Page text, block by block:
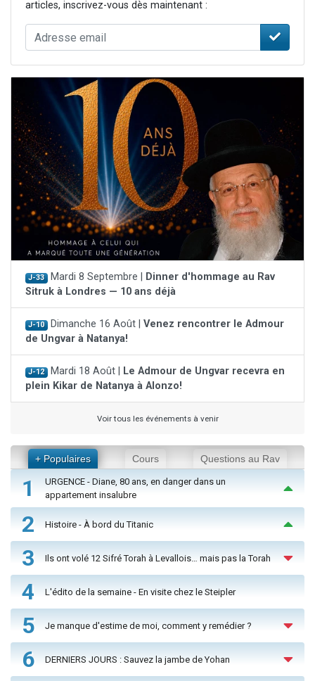
articles, inscrivez-vous dès maintenant :
J-33 Mardi 8 Septembre |
Dinner d'hommage au Rav
Sitruk à Londres — 10 ans déjà
J-10 Dimanche 16 Août | Venez rencontrer le Admour
de Ungvar à Natanya!
J-12 Mardi 18 Août |
Le Admour de Ungvar recevra en
plein Kikar de Natanya à Alonzo!
Voir tous les événements à venir
+ Populaires Cours Questions au Rav
1
URGENCE - Diane, 80 ans, en danger dans un
appartement insalubre
2 Histoire - À bord du Titanic
3 Ils ont volé 12 Sifré Torah à Levallois… mais pas la Torah
4 L'édito de la semaine - En visite chez le Steipler
5 Je manque d'estime de moi, comment y remédier ?
6 DERNIERS JOURS : Sauvez la jambe de Yohan